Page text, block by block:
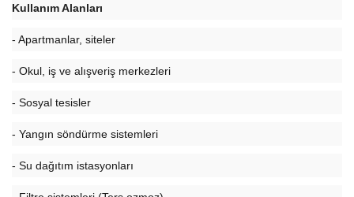
Kullanım Alanları
- Apartmanlar, siteler
- Okul, iş ve alışveriş merkezleri
- Sosyal tesisler
- Yangın söndürme sistemleri
- Su dağıtım istasyonları